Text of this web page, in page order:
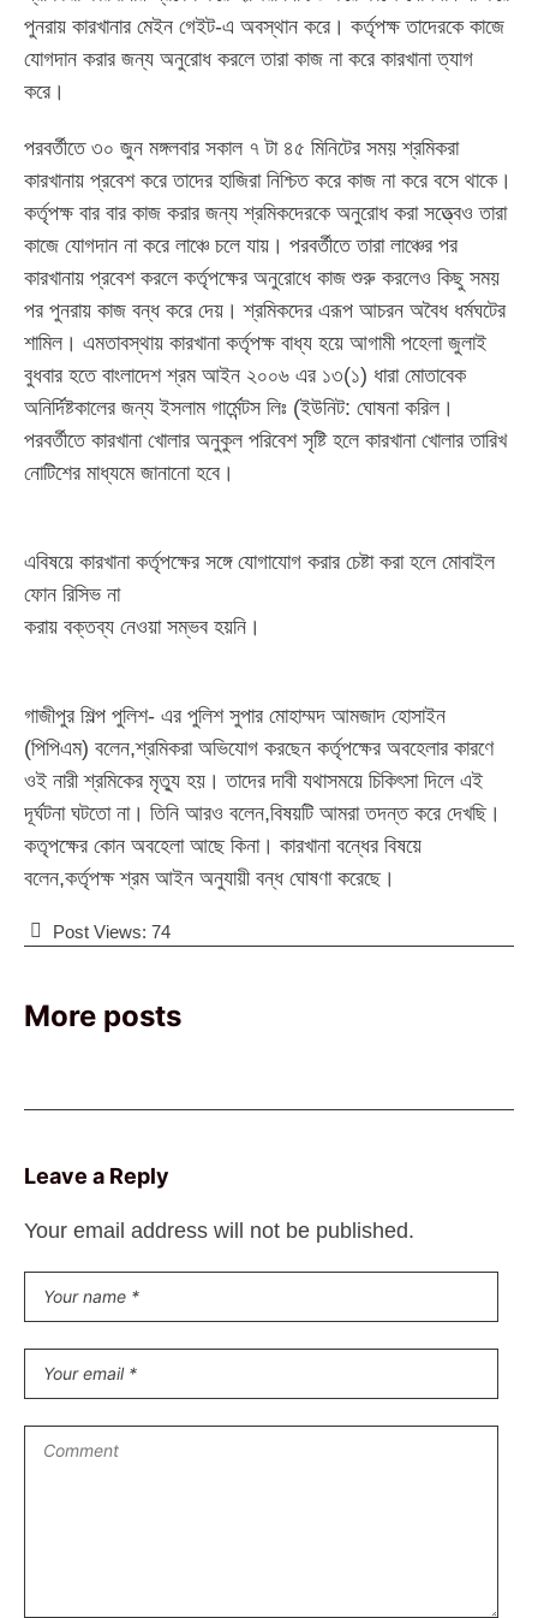
পুনরায় কারখানার মেইন গেইট-এ অবস্থান করে। কর্তৃপক্ষ তাদেরকে কাজে
যোগদান করার জন্য অনুরোধ করলে তারা কাজ না করে কারখানা ত্যাগ
করে।
পরবর্তীতে ৩০ জুন মঙ্গলবার সকাল ৭ টা ৪৫ মিনিটের সময় শ্রমিকরা
কারখানায় প্রবেশ করে তাদের হাজিরা নিশ্চিত করে কাজ না করে বসে থাকে।
কর্তৃপক্ষ বার বার কাজ করার জন্য শ্রমিকদেরকে অনুরোধ করা সত্ত্বেও তারা
কাজে যোগদান না করে লাঞ্চে চলে যায়। পরবর্তীতে তারা লাঞ্চের পর
কারখানায় প্রবেশ করলে কর্তৃপক্ষের অনুরোধে কাজ শুরু করলেও কিছু সময়
পর পুনরায় কাজ বন্ধ করে দেয়। শ্রমিকদের এরূপ আচরন অবৈধ ধর্মঘটের
শামিল। এমতাবস্থায় কারখানা কর্তৃপক্ষ বাধ্য হয়ে আগামী পহেলা জুলাই
বুধবার হতে বাংলাদেশ শ্রম আইন ২০০৬ এর ১৩(১) ধারা মোতাবেক
অনির্দিষ্টকালের জন্য ইসলাম গার্মেন্টস লিঃ (ইউনিট: ঘোষনা করিল।
পরবর্তীতে কারখানা খোলার অনুকুল পরিবেশ সৃষ্টি হলে কারখানা খোলার তারিখ
নোটিশের মাধ্যমে জানানো হবে।
এবিষয়ে কারখানা কর্তৃপক্ষের সঙ্গে যোগাযোগ করার চেষ্টা করা হলে মোবাইল
ফোন রিসিভ না
করায় বক্তব্য নেওয়া সম্ভব হয়নি।
গাজীপুর শিল্প পুলিশ- এর পুলিশ সুপার মোহাম্মদ আমজাদ হোসাইন
(পিপিএম) বলেন,শ্রমিকরা অভিযোগ করছেন কর্তৃপক্ষের অবহেলার কারণে
ওই নারী শ্রমিকের মৃত্যু হয়। তাদের দাবী যথাসময়ে চিকিৎসা দিলে এই
দূর্ঘটনা ঘটতো না। তিনি আরও বলেন,বিষয়টি আমরা তদন্ত করে দেখছি।
কতৃপক্ষের কোন অবহেলা আছে কিনা। কারখানা বন্ধের বিষয়ে
বলেন,কর্তৃপক্ষ শ্রম আইন অনুযায়ী বন্ধ ঘোষণা করেছে।
Post Views: 74
More posts
Leave a Reply
Your email address will not be published.